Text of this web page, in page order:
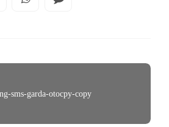
sms-garda-otocpy-copy